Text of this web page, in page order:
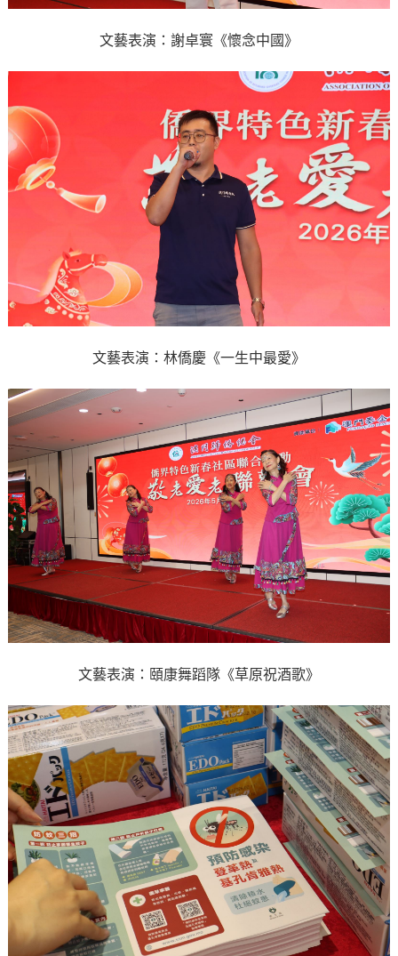
文藝表演：謝卓寰《懷念中國》
文藝表演：林僑慶《一生中最愛》
文藝表演：頤康舞蹈隊《草原祝酒歌》